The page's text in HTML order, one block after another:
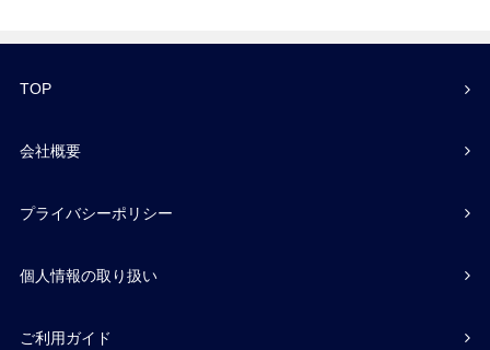
TOP
会社概要
プライバシーポリシー
個人情報の取り扱い
ご利用ガイド